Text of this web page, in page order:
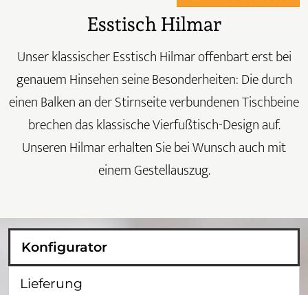
Esstisch Hilmar
Unser klassischer Esstisch Hilmar offenbart erst bei
genauem Hinsehen seine Besonderheiten: Die durch
einen Balken an der Stirnseite verbundenen Tischbeine
brechen das klassische Vierfußtisch-Design auf.
Unseren Hilmar erhalten Sie bei Wunsch auch mit
einem Gestellauszug.
Konfigurator
Lieferung